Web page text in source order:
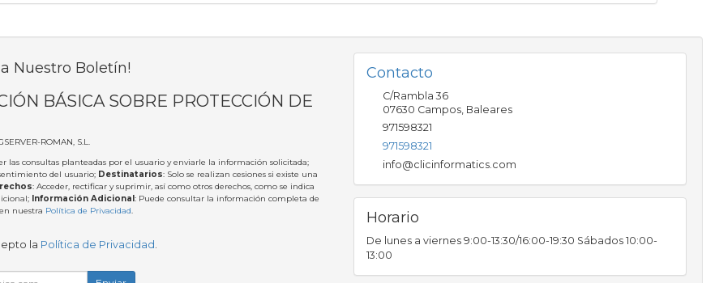
Nuestro Boletín!
BÁSICA SOBRE PROTECCIÓN DE
ROMAN, S.L.
las consultas planteadas por el usuario y enviarle la información solicitada;
del usuario; Destinatarios: Solo se realizan cesiones si existe una
: Acceder, rectificar y suprimir, así como otros derechos, como se indica
Información Adicional : Puede consultar la información completa de
nuestra Política de Privacidad.
la Política de Privacidad .
Contacto
C/Rambla 36
07630 Campos, Baleares
971598321
971598321
info@clicinformatics.com
Horario
De lunes a viernes 9:00-13:30/16:00-19:30 Sábados 10:00-
13:00